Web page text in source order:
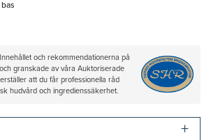
och rekommendationerna på
granskade av våra Auktoriserade
att du får professionella råd
hudvård och ingredienssäkerhet.
+